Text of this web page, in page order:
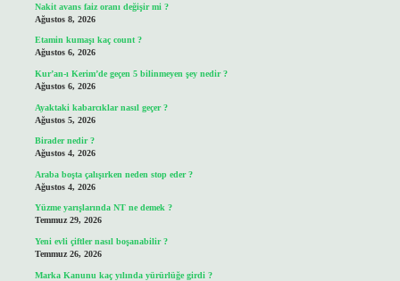
Nakit avans faiz oranı değişir mi ?
Ağustos 8, 2026
Etamin kumaşı kaç count ?
Ağustos 6, 2026
Kur’an-ı Kerim’de geçen 5 bilinmeyen şey nedir ?
Ağustos 6, 2026
Ayaktaki kabarcıklar nasıl geçer ?
Ağustos 5, 2026
Birader nedir ?
Ağustos 4, 2026
Araba boşta çalışırken neden stop eder ?
Ağustos 4, 2026
Yüzme yarışlarında NT ne demek ?
Temmuz 29, 2026
Yeni evli çiftler nasıl boşanabilir ?
Temmuz 26, 2026
Marka Kanunu kaç yılında yürürlüğe girdi ?